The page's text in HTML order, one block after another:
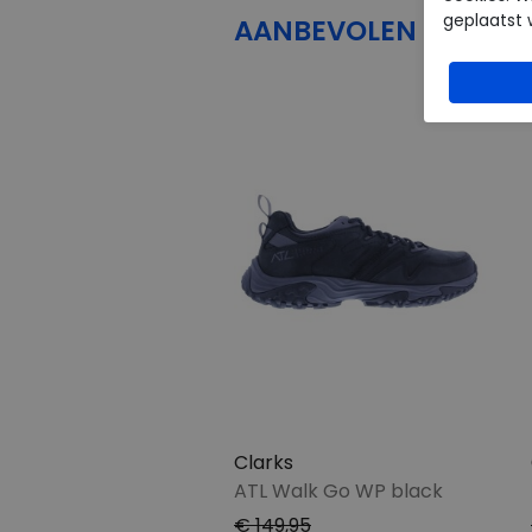
AANBEVOLEN
Clarks
ATL Walk Go WP black
€ 149,95
geplaatst